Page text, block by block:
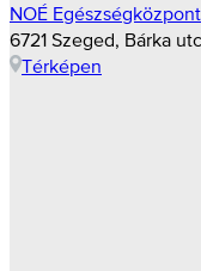
NOÉ Egészségközpont
6721 Szeged, Bárka
Térképen